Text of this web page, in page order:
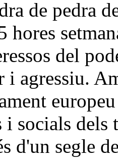
de pedra
hores
del
i agressiu.
i socials
d'un segle